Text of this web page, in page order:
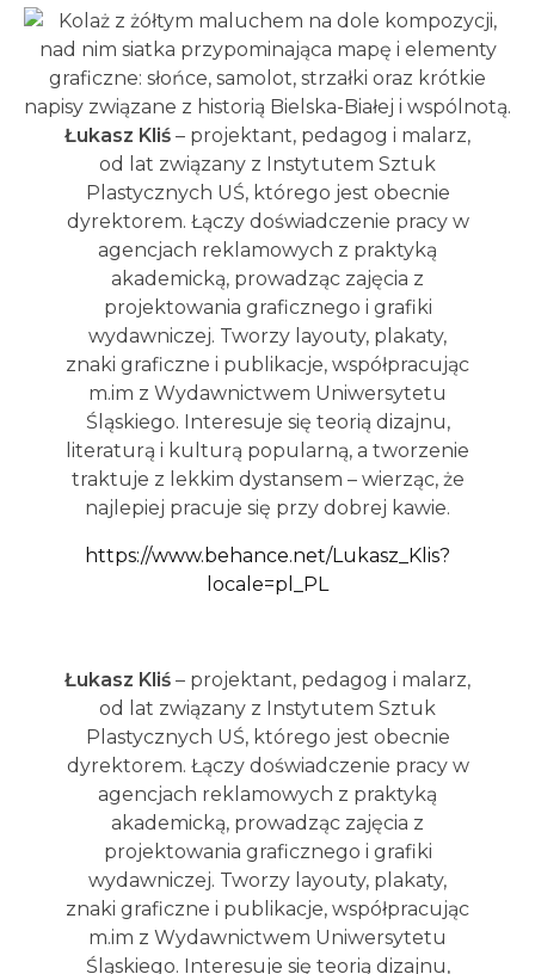
Łukasz Kliś – projektant, pedagog i malarz,
od lat związany z Instytutem Sztuk
Plastycznych UŚ, którego jest obecnie
dyrektorem. Łączy doświadczenie pracy w
agencjach reklamowych z praktyką
akademicką, prowadząc zajęcia z
projektowania graficznego i grafiki
wydawniczej. Tworzy layouty, plakaty,
znaki graficzne i publikacje, współpracując
m.im z Wydawnictwem Uniwersytetu
Śląskiego. Interesuje się teorią dizajnu,
literaturą i kulturą popularną, a tworzenie
traktuje z lekkim dystansem – wierząc, że
najlepiej pracuje się przy dobrej kawie.
https://www.behance.net/Lukasz_Klis?
locale=pl_PL
Łukasz Kliś – projektant, pedagog i malarz,
od lat związany z Instytutem Sztuk
Plastycznych UŚ, którego jest obecnie
dyrektorem. Łączy doświadczenie pracy w
agencjach reklamowych z praktyką
akademicką, prowadząc zajęcia z
projektowania graficznego i grafiki
wydawniczej. Tworzy layouty, plakaty,
znaki graficzne i publikacje, współpracując
m.im z Wydawnictwem Uniwersytetu
Śląskiego. Interesuje się teorią dizajnu,